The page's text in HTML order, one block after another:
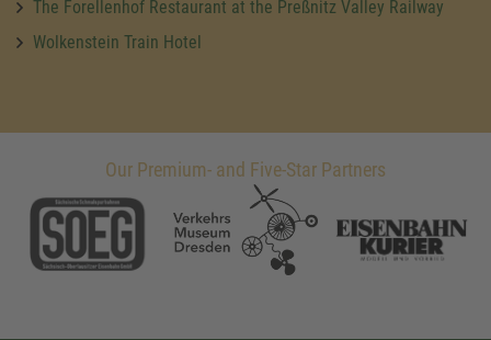
The Forellenhof Restaurant at the Preßnitz Valley Railway
Wolkenstein Train Hotel
Our Premium- and Five-Star Partners